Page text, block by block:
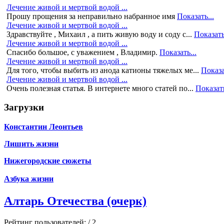
Лечение живой и мертвой водой ...
Прошу прощения за неправильно набранное имя Показать...
Лечение живой и мертвой водой ...
Здравствуйте , Михаил , а пить живую воду и соду с...
Лечение живой и мертвой водой ...
Спасибо большое, с уважением , Владимир. Показать...
Лечение живой и мертвой водой ...
Для того, чтобы выбить из анода катионы тяжелых ме...
Лечение живой и мертвой водой ...
Очень полезная статья. В интернете много статей по...
Загрузки
Константин Леонтьев
Лишить жизни
Нижегородские сюжеты
Азбука жизни
Алтарь Отечества (очерк)
Рейтинг пользователей: / 2